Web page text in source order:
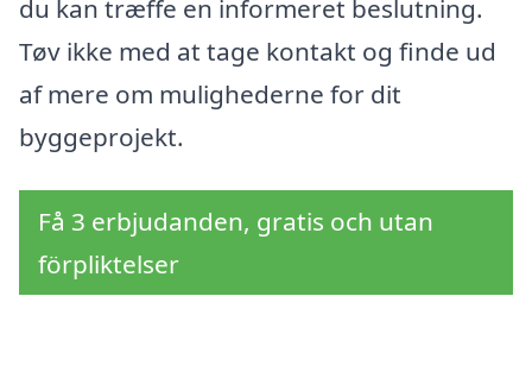
du kan træffe en informeret beslutning.
Tøv ikke med at tage kontakt og finde ud
af mere om mulighederne for dit
byggeprojekt.
Få 3 erbjudanden, gratis och utan
förpliktelser